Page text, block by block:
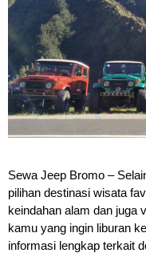
Sewa Jeep Bromo –
pilihan destinasi wisata
keindahan alam dan juga
kamu yang ingin liburan
informasi lengkap terkait